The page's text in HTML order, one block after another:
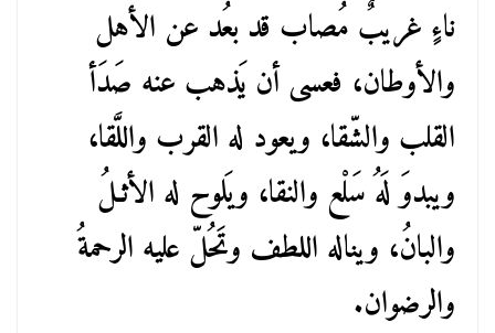
ناءٍ غريبٌ مُصاب قد بعُد عن الأهل
والأوطان، فعسى أن يَذهب عنه صَدَأ
القلب والشّقا، ويعود له القرب واللَّقا،
ويبدوَ لَهُ سَلْع والنقا، ويَلوح له الأثـلُ
والبانُ، ويناله اللطف وتَحُلّ عليه الرحمةُ
والرضوان.